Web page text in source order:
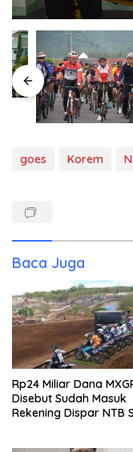
goes Korem
Baca Juga
Rp24 Miliar Dana
Disebut Sudah Masuk
Rekening Dispar NTB